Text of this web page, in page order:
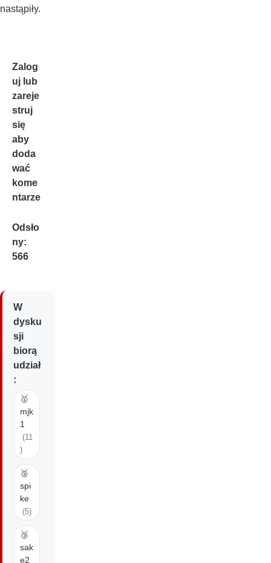
nastąpiły.
Zalog
uj lub
zareje
struj
się
aby
doda
wać
kome
ntarze
Odsło
ny:
566
W
dysku
sji
biorą
udział
:
🥇
mjk
1
(11
)
🥈
spi
ke
(5)
🥉
sak
e2